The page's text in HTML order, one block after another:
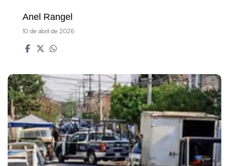
Anel Rangel
10 de abril de 2026